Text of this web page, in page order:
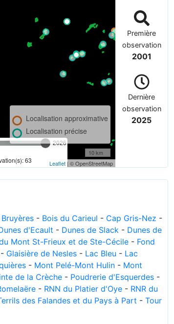
2026
63
Localisation approximative
Localisation précise
10 km
Leaflet| © OpenStreetMap
Première
observation
2001
Dernière
observation
2025
- Bois du Carieul - Cap Gris-Nez -
d'Ecault - Dunes de Slack - Dunes de
Mont St-Frieux et de Ste-Cécile - Fond
Glaisière de Nesles - Lac Bleu - Lac
- Mont Pelé-Mont Hulin - Mont
de la Crèche - Poudrerie d'Esquerdes -
- RNN du Platier d'Oye - RNR du
des Falandes et du Pays à Part - Tour